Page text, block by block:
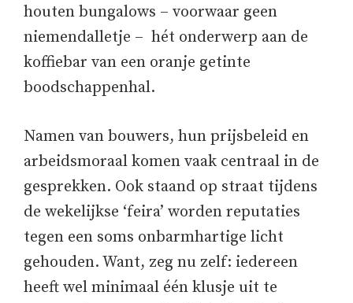
houten bungalows – voorwaar geen
niemendalletje – hét onderwerp aan de
koffiebar van een oranje getinte
boodschappenhal.
Namen van bouwers, hun prijsbeleid en
arbeidsmoraal komen vaak centraal in de
gesprekken. Ook staand op straat tijdens
de wekelijkse ‘feira’ worden reputaties
tegen een soms onbarmhartige licht
gehouden. Want, zeg nu zelf: iedereen
heeft wel minimaal één klusje uit te